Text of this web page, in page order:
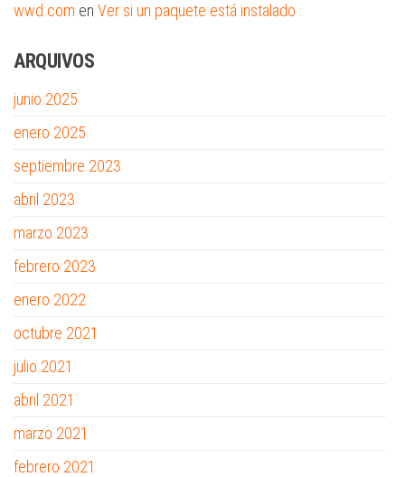
wwd.com en Ver si un paquete está instalado
ARQUIVOS
junio 2025
enero 2025
septiembre 2023
abril 2023
marzo 2023
febrero 2023
enero 2022
octubre 2021
julio 2021
abril 2021
marzo 2021
febrero 2021